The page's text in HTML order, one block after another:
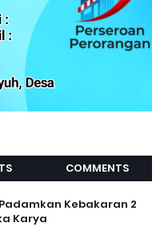
COMMENTS
Kebakaran 2
Karya